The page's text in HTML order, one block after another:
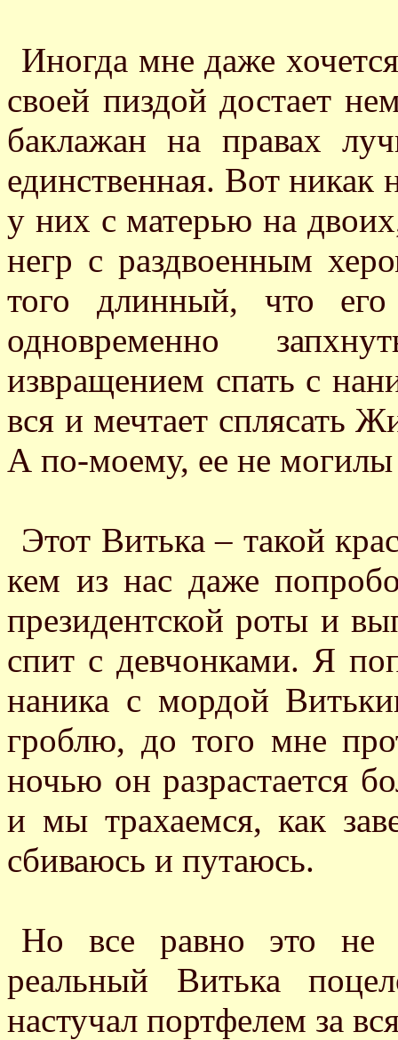
Иногда мне даже
своей пиздой достает
баклажан на правах
единственная. Вот никак
у них с матерью на
негр с раздвоенным
того длинный, что
одновременно
извращением спать с
вся и мечтает сплясать
А по-моему, ее не могилы
Этот Витька – такой
кем из нас даже
президентской роты и
спит с девчонками. Я
наника с мордой
гроблю, до того мне
ночью он разрастается
и мы трахаемся, как
сбиваюсь и путаюсь.
Но все равно это не
реальный Витька
настучал портфелем за